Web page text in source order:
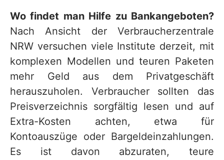
Wo findet man Hilfe zu Bankangeboten?
Nach Ansicht der Verbraucherzentrale
NRW versuchen viele Institute derzeit, mit
komplexen Modellen und teuren Paketen
mehr Geld aus dem Privatgeschäft
herauszuholen. Verbraucher sollten das
Preisverzeichnis sorgfältig lesen und auf
Extra-Kosten achten, etwa für
Kontoauszüge oder Bargeldeinzahlungen.
Es ist davon abzuraten, teure